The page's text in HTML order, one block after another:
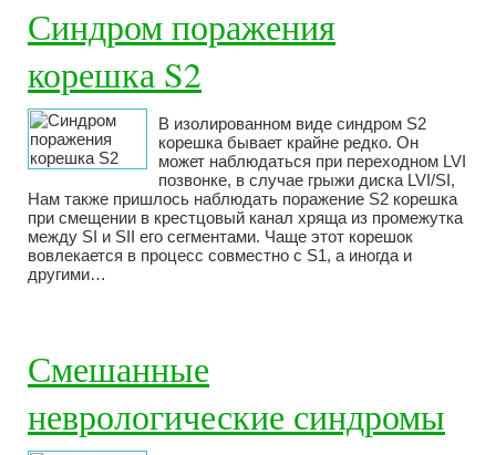
Синдром поражения
корешка S2
В изолированном виде синдром S2
корешка бывает крайне редко. Он
может наблюдаться при переходном LVI
позвонке, в случае грыжи диска LVI/SI,
Нам также пришлось наблюдать поражение S2 корешка
при смещении в крестцовый канал хряща из промежутка
между SI и SII его сегментами. Чаще этот корешок
вовлекается в процесс совместно с S1, а иногда и
другими…
Смешанные
неврологические синдромы